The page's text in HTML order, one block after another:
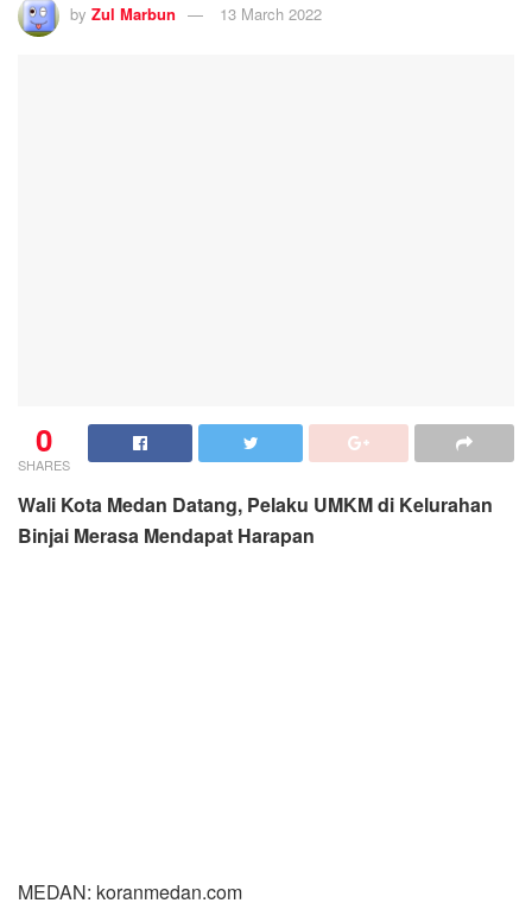
by Zul Marbun 13 March 2022
0
SHARES
Wali Kota Medan Datang, Pelaku UMKM di Kelurahan
Binjai Merasa Mendapat Harapan
Organisasi Perangkat Daerah (OPD) di lingkungan